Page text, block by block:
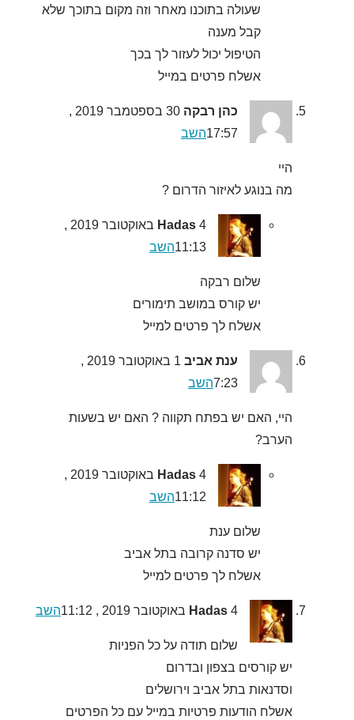
שעולה בתוכנו מאחר וזה מקום בתוכך שלא
קבל מענה
הטיפול יכול לעזור לך בכך
אשלח פרטים במייל
כהן רבקה
30 בספטמבר 2019 ,
17:57השב
היי
מה בנוגע לאיזור הדרום ?
Hadas
4 באוקטובר 2019 ,
11:13השב
שלום רבקה
יש קורס במושב תימורים
אשלח לך פרטים למייל
ענת אביב
1 באוקטובר 2019 ,
7:23השב
היי, האם יש בפתח תקווה ? האם יש בשעות
הערב?
Hadas
4 באוקטובר 2019 ,
11:12השב
שלום ענת
יש סדנה קרובה בתל אביב
אשלח לך פרטים למייל
Hadas 4 באוקטובר 2019 , 11:12 השב
שלום תודה על כל הפניות
יש קורסים בצפון ובדרום
וסדנאות בתל אביב וירושלים
אשלח הודעות פרטיות במייל עם כל הפרטים